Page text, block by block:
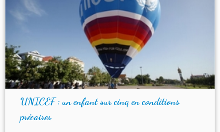
UNICEF : un enfant sur cinq en conditions
précaires